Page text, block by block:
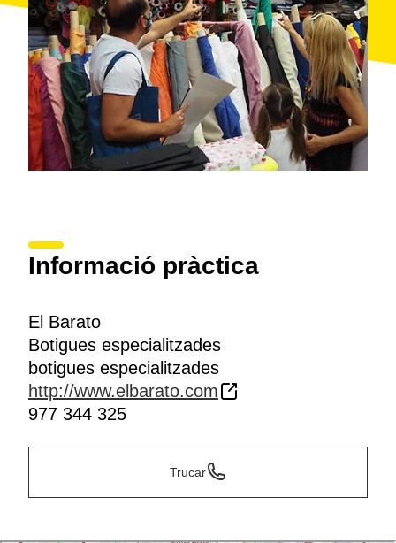
Informació pràctica
El Barato
Botigues especialitzades
botigues especialitzades
http://www.elbarato.com
977 344 325
Trucar